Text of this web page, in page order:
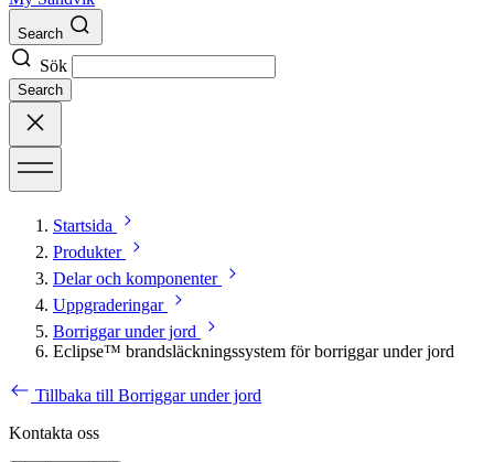
Search
Sök
Search
Startsida
Produkter
Delar och komponenter
Uppgraderingar
Borriggar under jord
Eclipse™ brandsläckningssystem för borriggar under jord
Tillbaka till Borriggar under jord
Kontakta oss